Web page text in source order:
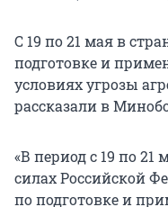
С 19 по 21 мая в
подготовке и
условиях угрозы
рассказали в
«В период с 19 по
силах Российской
по подготовке и